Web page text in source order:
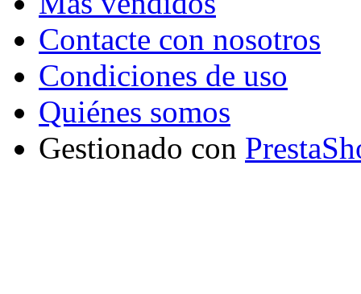
Contacte con nosotros
Condiciones de uso
Quiénes somos
Gestionado con